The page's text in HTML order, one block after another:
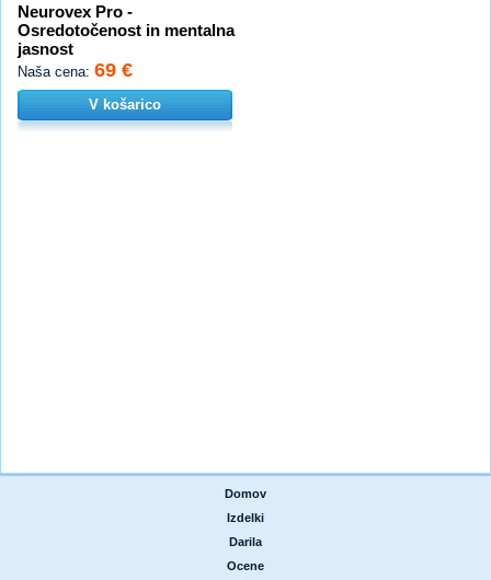
Neurovex Pro -
Osredotočenost in mentalna
jasnost
Naša cena: 69 €
V košarico
Domov
Izdelki
Darila
Ocene